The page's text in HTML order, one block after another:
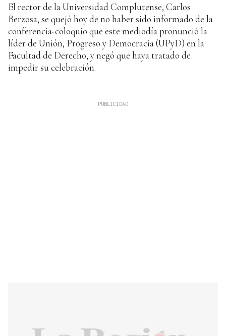
El rector de la Universidad Complutense, Carlos
Berzosa, se quejó hoy de no haber sido informado de la
conferencia-coloquio que este mediodía pronunció la
líder de Unión, Progreso y Democracia (UPyD) en la
Facultad de Derecho, y negó que haya tratado de
impedir su celebración.